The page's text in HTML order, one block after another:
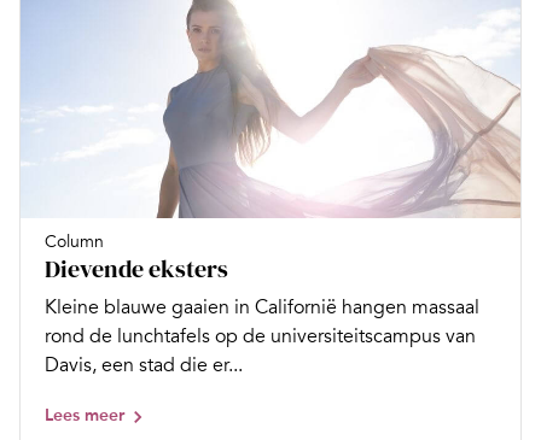
Column
Dievende eksters
Kleine blauwe gaaien in Californië hangen massaal
rond de lunchtafels op de universiteitscampus van
Davis, een stad die er...
Lees meer